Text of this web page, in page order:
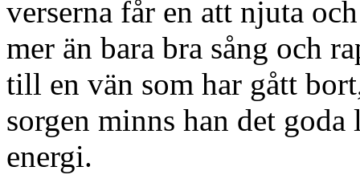
verserna får en att njuta
mer än bara bra sång och
till en vän som har gått
sorgen minns han det
energi.